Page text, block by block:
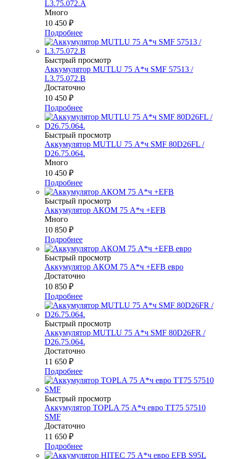
L3.75.072.A
Много
10 450 ₽
Подробнее
Быстрый просмотр
Аккумулятор MUTLU 75 А*ч SMF 57513 /
L3.75.072.B
Достаточно
10 450 ₽
Подробнее
Быстрый просмотр
Аккумулятор MUTLU 75 А*ч SMF 80D26FL /
D26.75.064.
Много
10 450 ₽
Подробнее
Быстрый просмотр
Аккумулятор АКОМ 75 А*ч +EFB
Много
10 850 ₽
Подробнее
Быстрый просмотр
Аккумулятор АКОМ 75 А*ч +EFB евро
Достаточно
10 850 ₽
Подробнее
Быстрый просмотр
Аккумулятор MUTLU 75 А*ч SMF 80D26FR /
D26.75.064.
Достаточно
11 650 ₽
Подробнее
Быстрый просмотр
Аккумулятор TOPLA 75 А*ч евро TT75 57510
SMF
Достаточно
11 650 ₽
Подробнее